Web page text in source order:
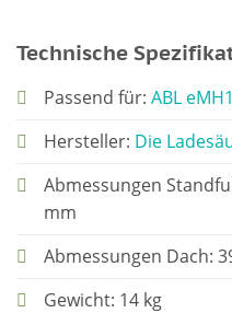
Technische
Passend für: ABL eMH1
Hersteller: Die
Abmessungen
mm
Abmessungen Dach:
Gewicht: 14 kg